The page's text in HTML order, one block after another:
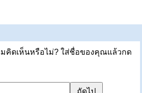
คิดเห็นหรือไม่? ใส่ชื่อของคุณแล้วกด